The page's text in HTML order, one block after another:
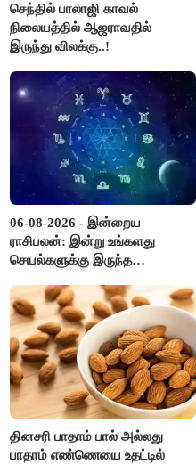
செந்தில் பாலாஜி காவல்
நிலையத்தில் ஆஜராவதில்
இருந்து விலக்கு..!
06-08-2026 - இன்றைய
ராசிபலன்: இன்று உங்களது
செயல்களுக்கு இருந்த
எதிர்பார்த்த உதவிகள் கிடைக்கும்.
பணவரத்து கூடும்..!
தினசரி பாதாம் பால் அல்லது
பாதாம் எண்ணெயை உதட்டில்